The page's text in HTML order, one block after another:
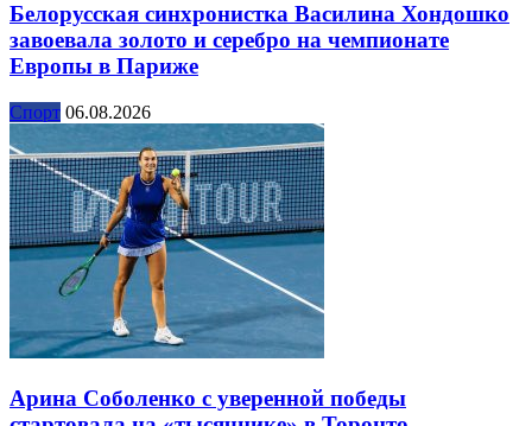
Белорусская синхронистка Василина Хондошко
завоевала золото и серебро на чемпионате
Европы в Париже
Спорт 06.08.2026
Арина Соболенко с уверенной победы